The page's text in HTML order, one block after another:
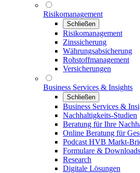
Risikomanagement
Schließen
Risikomanagement
Zinssicherung
Währungsabsicherung
Rohstoffmanagement
Versicherungen
Business Services & Insights
Schließen
Business Services &
Nachhaltigkeits-Studien
Beratung für Ihre
Online Beratung für
Podcast HVB Markt-
Formulare & Downloads
Research
Digitale Lösungen